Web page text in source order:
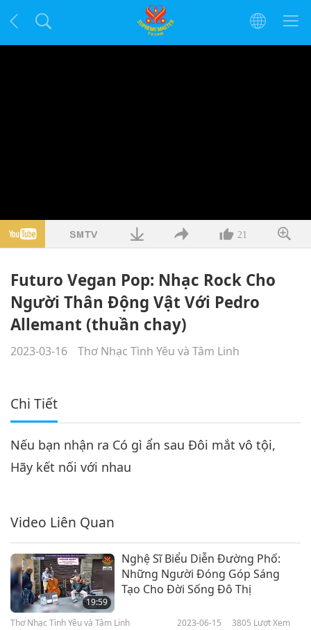
21
Futuro Vegan Pop: Nhạc Rock Cho
Người Thân Động Vật Với Pedro
Allemant (thuần chay)
2023-03-16 Thơ Nhạc Tình Yêu và Tâm Linh
Chi Tiết
Nếu bạn nhận ra Có gì ẩn sau Đôi mắt vô tội,
Hãy kết nối với nhau
Video Liên Quan
19:59
Nghệ Sĩ Biểu Diễn Đường Phố:
Những Người Đóng Góp Sáng
Tạo Cho Đời Sống Đô Thị
Thơ Nhạc Tình Yêu và Tâm Linh 2023-06-15 3805 Lượt Xem